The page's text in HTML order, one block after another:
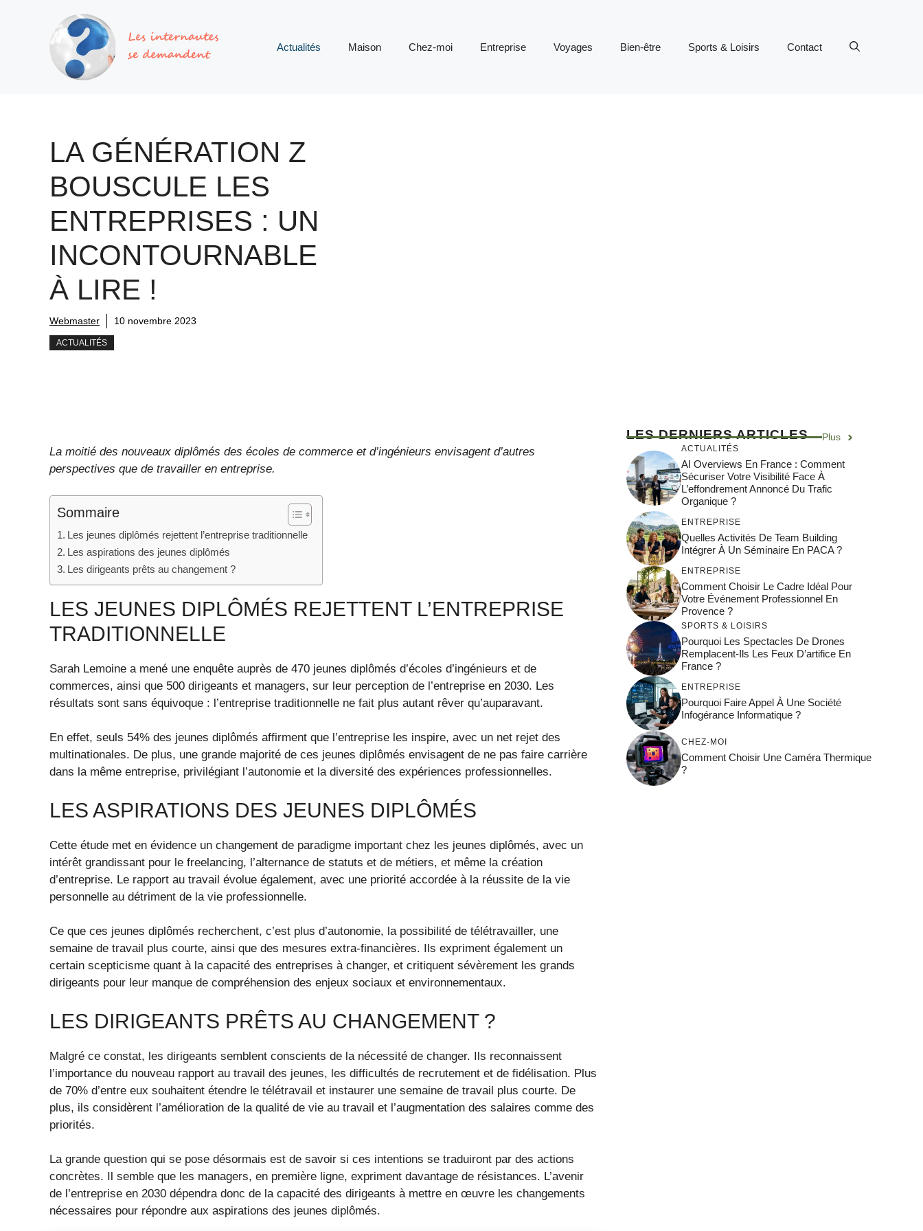
Actualités Maison Chez-moi Entreprise Voyages Bien-être Sports & Loisirs Contact
LA GÉNÉRATION Z
BOUSCULE LES
ENTREPRISES : UN
INCONTOURNABLE
À LIRE !
Webmaster 10 novembre 2023
ACTUALITÉS
La moitié des nouveaux diplômés des écoles de commerce et d’ingénieurs envisagent d’autres
perspectives que de travailler en entreprise.
Sommaire
Les jeunes diplômés rejettent l’entreprise traditionnelle
Les aspirations des jeunes diplômés
Les dirigeants prêts au changement ?
LES JEUNES DIPLÔMÉS REJETTENT L’ENTREPRISE
TRADITIONNELLE
Sarah Lemoine a mené une enquête auprès de 470 jeunes diplômés d’écoles d’ingénieurs et de
commerces, ainsi que 500 dirigeants et managers, sur leur perception de l’entreprise en 2030. Les
résultats sont sans équivoque : l’entreprise traditionnelle ne fait plus autant rêver qu’auparavant.
En effet, seuls 54% des jeunes diplômés affirment que l’entreprise les inspire, avec un net rejet des
multinationales. De plus, une grande majorité de ces jeunes diplômés envisagent de ne pas faire carrière
dans la même entreprise, privilégiant l’autonomie et la diversité des expériences professionnelles.
LES ASPIRATIONS DES JEUNES DIPLÔMÉS
Cette étude met en évidence un changement de paradigme important chez les jeunes diplômés, avec un
intérêt grandissant pour le freelancing, l’alternance de statuts et de métiers, et même la création
d’entreprise. Le rapport au travail évolue également, avec une priorité accordée à la réussite de la vie
personnelle au détriment de la vie professionnelle.
Ce que ces jeunes diplômés recherchent, c’est plus d’autonomie, la possibilité de télétravailler, une
semaine de travail plus courte, ainsi que des mesures extra-financières. Ils expriment également un
certain scepticisme quant à la capacité des entreprises à changer, et critiquent sévèrement les grands
dirigeants pour leur manque de compréhension des enjeux sociaux et environnementaux.
LES DIRIGEANTS PRÊTS AU CHANGEMENT ?
Malgré ce constat, les dirigeants semblent conscients de la nécessité de changer. Ils reconnaissent
l’importance du nouveau rapport au travail des jeunes, les difficultés de recrutement et de fidélisation. Plus
de 70% d’entre eux souhaitent étendre le télétravail et instaurer une semaine de travail plus courte. De
plus, ils considèrent l’amélioration de la qualité de vie au travail et l’augmentation des salaires comme des
priorités.
La grande question qui se pose désormais est de savoir si ces intentions se traduiront par des actions
concrètes. Il semble que les managers, en première ligne, expriment davantage de résistances. L’avenir
de l’entreprise en 2030 dépendra donc de la capacité des dirigeants à mettre en œuvre les changements
nécessaires pour répondre aux aspirations des jeunes diplômés.
LES DERNIERS ARTICLES Plus
ACTUALITÉS
AI Overviews En France : Comment
Sécuriser Votre Visibilité Face À
L’effondrement Annoncé Du Trafic
Organique ?
ENTREPRISE
Quelles Activités De Team Building
Intégrer À Un Séminaire En PACA ?
ENTREPRISE
Comment Choisir Le Cadre Idéal Pour
Votre Événement Professionnel En
Provence ?
SPORTS & LOISIRS
Pourquoi Les Spectacles De Drones
Remplacent-Ils Les Feux D’artifice En
France ?
ENTREPRISE
Pourquoi Faire Appel À Une Société
Infogérance Informatique ?
CHEZ-MOI
Comment Choisir Une Caméra Thermique
?